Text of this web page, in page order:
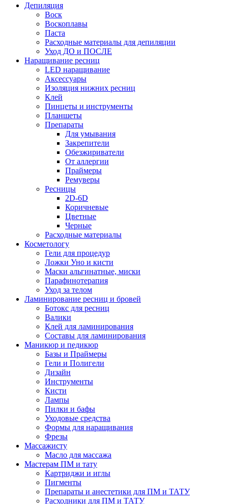
Депиляция
Воск
Воскоплавы
Паста
Расходные материалы для депиляции
Уход ДО и ПОСЛЕ
Наращивание ресниц
LED наращивание
Аксессуары
Изоляция нижних ресниц
Клей
Пинцеты и инструменты
Планшеты
Препараты
Для умывания
Закрепители
Обезжириватели
От аллергии
Праймеры
Ремуверы
Ресницы
2D-6D
Коричневые
Цветные
Черные
Расходные материалы
Косметологу
Гели для процедур
Ложки Уно и кисти
Маски альгинатные, миски
Парафинотерапия
Уход за телом
Ламинирование ресниц и бровей
Ботокс для ресниц
Валики
Клей для ламинирования
Составы для ламинирования
Маникюр и педикюр
Базы и Праймеры
Гели и Полигели
Дизайн
Инструменты
Кисти
Лампы
Пилки и бафы
Уходовые средства
Формы для наращивания
Фрезы
Массажисту
Масло для массажа
Мастерам ПМ и тату
Картриджи и иглы
Пигменты
Препараты и анестетики для ПМ и ТАТУ
Расходники для ПМ и ТАТУ